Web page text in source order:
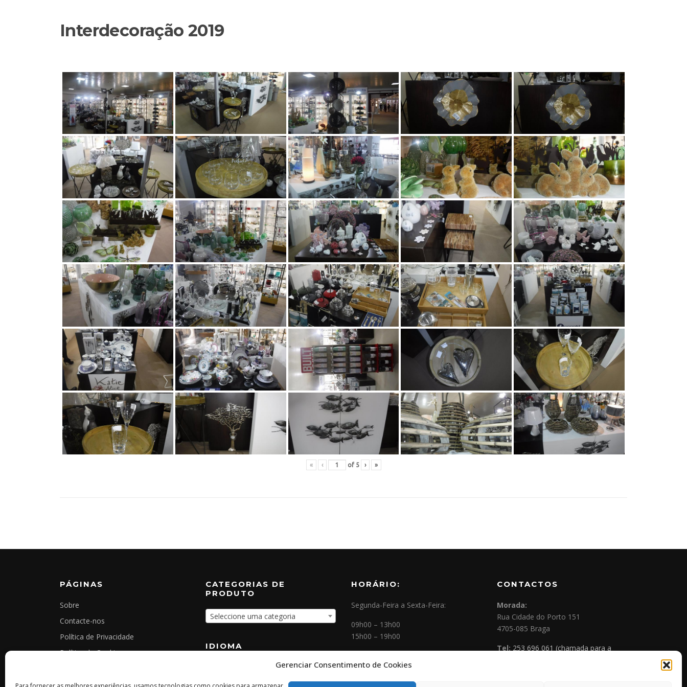
Gerenciar Consentimento de Cookies
Interdecoração 2019
« ‹ of 5 › »
PÁGINAS
Sobre
Contacte-nos
Política de Privacidade
Política de Cookies
Livro de Reclamações Online
CATEGORIAS DE
PRODUTO
Seleccione uma categoria
IDIOMA
HORÁRIO:
Segunda-Feira a Sexta-Feira:
09h00 – 13h00
15h00 – 19h00
CONTACTOS
Morada:
Rua Cidade do Porto 151
4705-085 Braga
Tel: 253 696 061 (chamada para a